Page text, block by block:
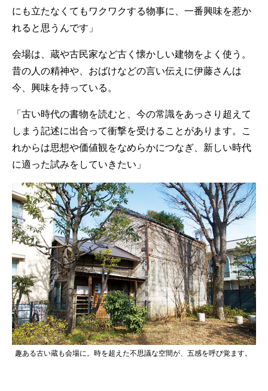
にも立たなくてもワクワクする物事に、一番興味を惹か
れると思うんです」
会場は、蔵や古民家など古く懐かしい建物をよく使う。
昔の人の精神や、おばけなどの言い伝えに伊藤さんは
今、興味を持っている。
「古い時代の書物を読むと、今の常識をあっさり超えて
しまう記述に出合って衝撃を受けることがあります。こ
れからは思想や価値観をなめらかにつなぎ、新しい時代
に適った試みをしていきたい」
趣ある古い蔵も会場に。時を超えた不思議な空間が、五感を呼び覚ます。